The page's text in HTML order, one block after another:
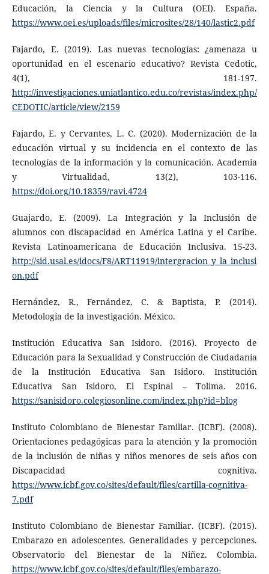
Educación, la Ciencia y la Cultura (OEI). España.
https://www.oei.es/uploads/files/microsites/28/140/lastic2.pdf
Fajardo, E. (2019). Las nuevas tecnologías: ¿amenaza u
oportunidad en el escenario educativo? Revista Cedotic,
4(1), 181-197.
http://investigaciones.uniatlantico.edu.co/revistas/index.php/
CEDOTIC/article/view/2159
Fajardo, E. y Cervantes, L. C. (2020). Modernización de la
educación virtual y su incidencia en el contexto de las
tecnologías de la información y la comunicación. Academia
y Virtualidad, 13(2), 103-116.
https://doi.org/10.18359/ravi.4724
Guajardo, E. (2009). La Integración y la Inclusión de
alumnos con discapacidad en América Latina y el Caribe.
Revista Latinoamericana de Educación Inclusiva. 15-23.
http://sid.usal.es/idocs/F8/ART11919/intergracion_y_la_inclusi
on.pdf
Hernández, R., Fernández, C. & Baptista, P. (2014).
Metodología de la investigación. México.
Institución Educativa San Isidoro. (2016). Proyecto de
Educación para la Sexualidad y Construcción de Ciudadanía
de la Institución Educativa San Isidoro. Institución
Educativa San Isidoro, El Espinal – Tolima. 2016.
https://sanisidoro.colegiosonline.com/index.php?id=blog
Instituto Colombiano de Bienestar Familiar. (ICBF). (2008).
Orientaciones pedagógicas para la atención y la promoción
de la inclusión de niñas y niños menores de seis años con
Discapacidad cognitiva.
https://www.icbf.gov.co/sites/default/files/cartilla-cognitiva-
7.pdf
Instituto Colombiano de Bienestar Familiar. (ICBF). (2015).
Embarazo en adolescentes. Generalidades y percepciones.
Observatorio del Bienestar de la Niñez. Colombia.
https://www.icbf.gov.co/sites/default/files/embarazo-